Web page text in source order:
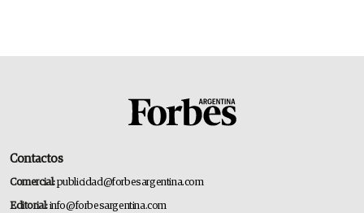
Contactos
Comercial:publicidad@forbesargentina.com
Editorial:info@forbesargentina.com